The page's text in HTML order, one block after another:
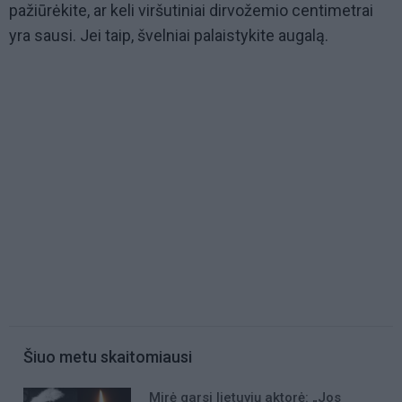
pažiūrėkite, ar keli viršutiniai dirvožemio centimetrai
yra sausi. Jei taip, švelniai palaistykite augalą.
Šiuo metu skaitomiausi
Mirė garsi lietuvių aktorė: „Jos